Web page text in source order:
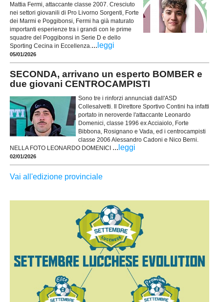
Mattia Fermi, attaccante classe 2007. Cresciuto
nei settori giovanili di Pro Livorno Sorgenti, Forte
dei Marmi e Poggibonsi, Fermi ha già maturato
importanti esperienze tra i grandi con le prime
squadre del Poggibonsi in Serie D e dello
Sporting Cecina in Eccellenza. ... leggi
05/01/2026
SECONDA, arrivano un esperto BOMBER e
due giovani CENTROCAMPISTI
Sono tre i rinforzi annunciati dall'ASD
Collesalvetti. Il Direttore Sportivo Contini ha infatti
portato in neroverde l'attaccante Leonardo
Domenici, classe 1996 ex Acciaiolo, Forte
Bibbona, Rosignano e Vada, ed i centrocampisti
classe 2006 Alessandro Cadoni e Nico Berni.
NELLA FOTO LEONARDO DOMENICI ... leggi
02/01/2026
Vai all'edizione provinciale